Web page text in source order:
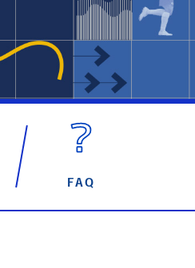
FAQ